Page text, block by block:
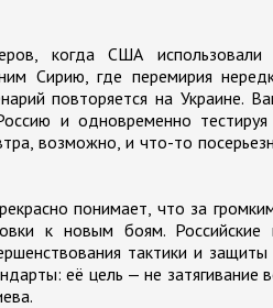
когда США
Сирию, где перемирия
повторяется на Украине.
и одновременно
возможно, и что-то
понимает, что за
к новым боям. Российские
тактики и
её цель — не